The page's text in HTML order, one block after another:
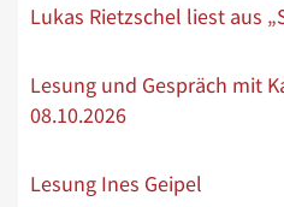
Lukas Rietzschel liest aus
Lesung und Gespräch mit
08.10.2026
Lesung Ines Geipel